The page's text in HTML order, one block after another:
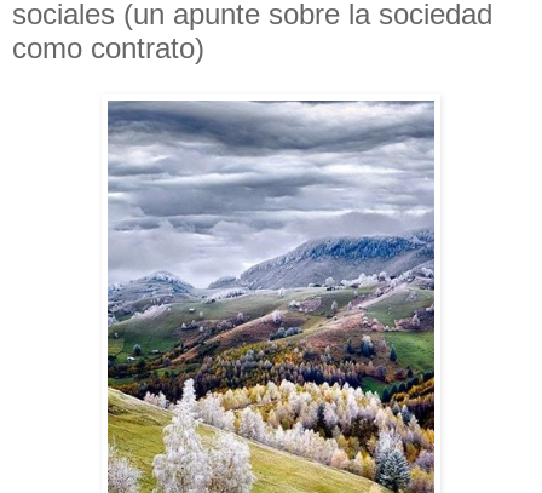
sociales (un apunte sobre la sociedad
como contrato)